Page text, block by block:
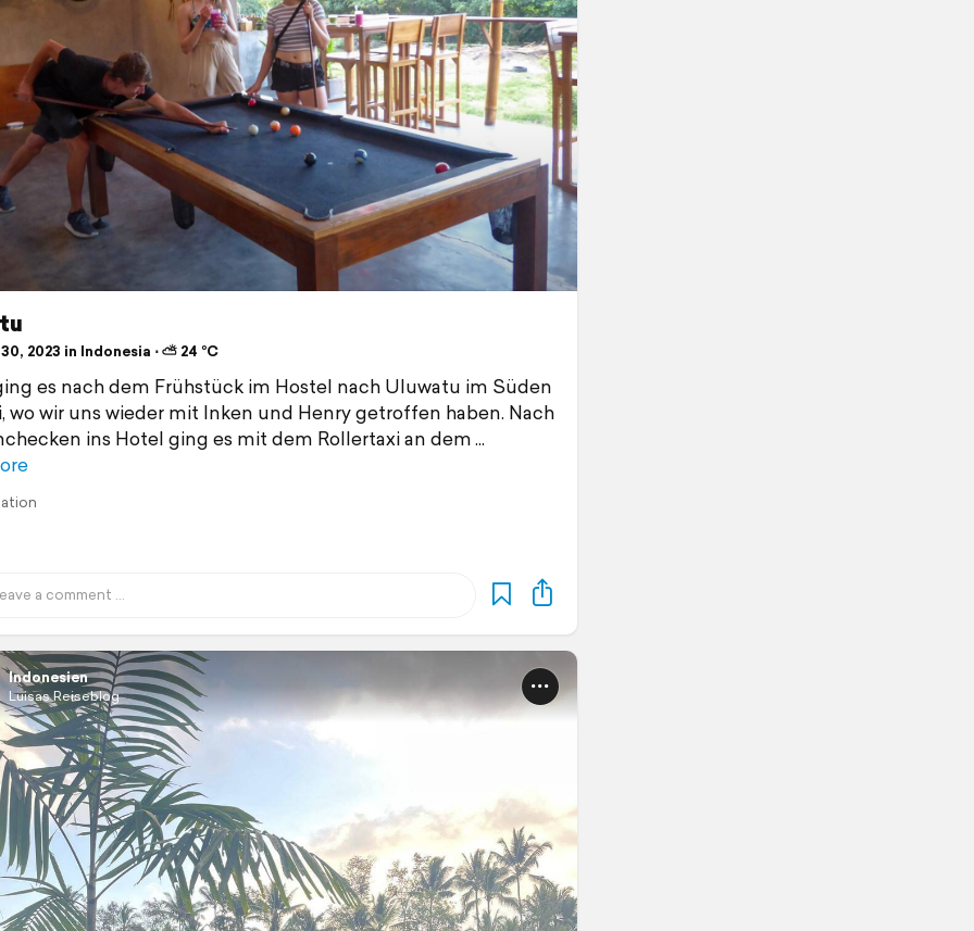
2023 in Indonesia ⋅ ⛅ 24 °C
es nach dem Frühstück im Hostel nach Uluwatu im Süden
wo wir uns wieder mit Inken und Henry getroffen haben. Nach
ins Hotel ging es mit dem Rollertaxi an dem
Indonesien
Luisas Reiseblog